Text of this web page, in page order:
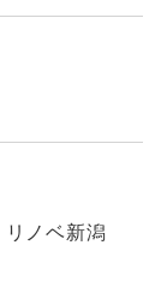
リノベ新潟